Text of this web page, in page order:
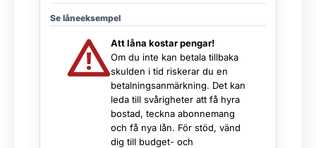
Se låneeksempel
Att låna kostar pengar!
Om du inte kan betala tillbaka
skulden i tid riskerar du en
betalningsanmärkning. Det kan
leda till svårigheter att få hyra
bostad, teckna abonnemang
och få nya lån. För stöd, vänd
dig till budget- och